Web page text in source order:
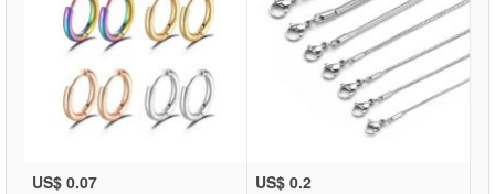
US$ 0.07 US$ 0.2